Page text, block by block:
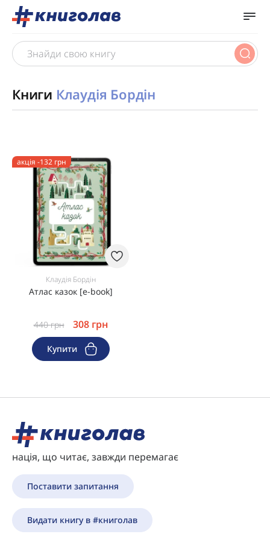
Книги Клаудія Бордін
акція -132 грн
Клаудія Бордін
Атлас казок [e-book]
440грн 308 грн
Купити
нація, що читає, завжди перемагає
Поставити запитання
Видати книгу в #книголав